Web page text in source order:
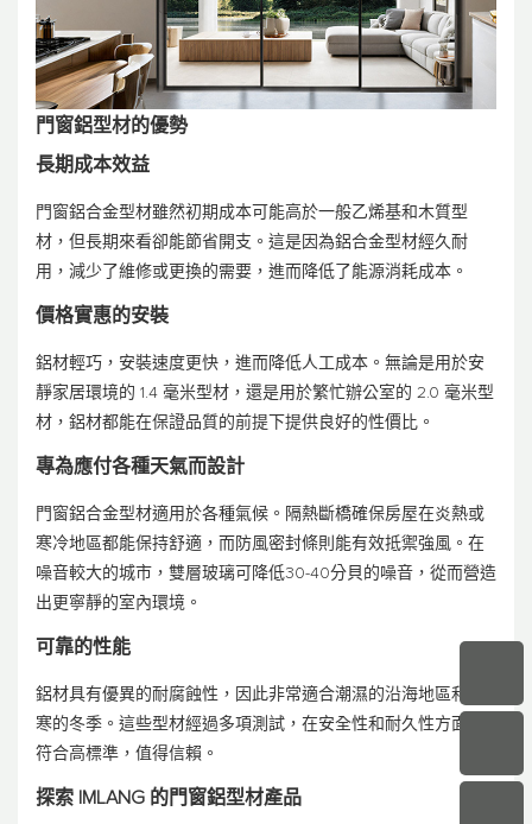
門窗鋁型材的優勢
長期成本效益
門窗鋁合金型材雖然初期成本可能高於一般乙烯基和木質型
材，但長期來看卻能節省開支。這是因為鋁合金型材經久耐
用，減少了維修或更換的需要，進而降低了能源消耗成本。
價格實惠的安裝
鋁材輕巧，安裝速度更快，進而降低人工成本。無論是用於安
靜家居環境的 1.4 毫米型材，還是用於繁忙辦公室的 2.0 毫米型
材，鋁材都能在保證品質的前提下提供良好的性價比。
專為應付各種天氣而設計
門窗鋁合金型材適用於各種氣候。隔熱斷橋確保房屋在炎熱或
寒冷地區都能保持舒適，而防風密封條則能有效抵禦強風。在
噪音較大的城市，雙層玻璃可降低30-40分貝的噪音，從而營造
出更寧靜的室內環境。
可靠的性能
鋁材具有優異的耐腐蝕性，因此非常適合潮濕的沿海地區和嚴
寒的冬季。這些型材經過多項測試，在安全性和耐久性方面均
符合高標準，值得信賴。
探索 IMLANG 的門窗鋁型材產品